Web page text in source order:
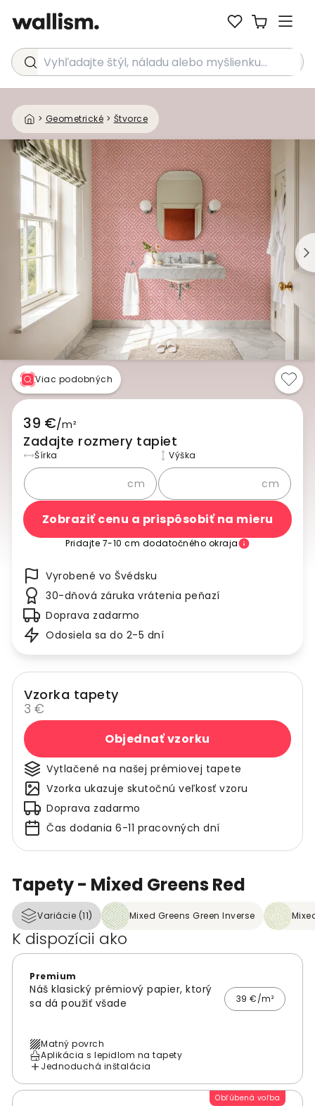
Vyhľadajte štýl, náladu alebo myšlienku...
> Geometrické > Štvorce
Tapety - Mixed Greens Red
Variácie (11) Mixed Greens Green Inverse
K dispozícii ako
Premium
Náš klasický prémiový papier, ktorý
sa dá použiť všade
39 €/m²
Matný povrch
Aplikácia s lepidlom na tapety
Jednoduchá inštalácia
Obľúbená voľba
Viac podobných
39 €/m²
Zadajte rozmery tapiet
Šírka
cm
Výška
cm
Zobraziť cenu a prispôsobiť na mieru
Pridajte 7-10 cm dodatočného okraja
Vyrobené vo Švédsku
30-dňová záruka vrátenia peňazí
Doprava zadarmo
Odosiela sa do 2-5 dní
Vzorka tapety
3 €
Objednať vzorku
Vytlačené na našej prémiovej tapete
Vzorka ukazuje skutočnú veľkosť vzoru
Doprava zadarmo
Čas dodania 6-11 pracovných dní